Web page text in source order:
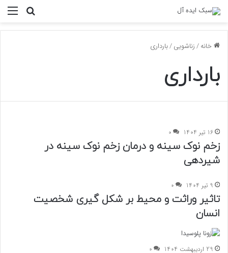
خانه/زناشویی/بارداری
بارداری
16 تیر 1404 0
زخم نوک سینه و درمان زخم نوک سینه در
شیردهی
9 تیر 1404 0
تاثیر وراثت و محیط بر شکل گیری شخصیت
انسان
29 اردیبهشت 1404 0